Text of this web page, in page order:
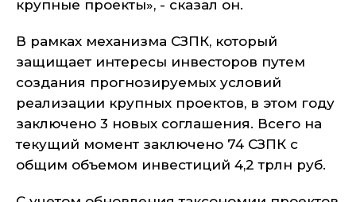
крупные проекты», - сказал он.
В рамках механизма СЗПК, который
защищает интересы инвесторов путем
создания прогнозируемых условий
реализации крупных проектов, в этом году
заключено 3 новых соглашения. Всего на
текущий момент заключено 74 СЗПК с
общим объемом инвестиций 4,2 трлн руб.